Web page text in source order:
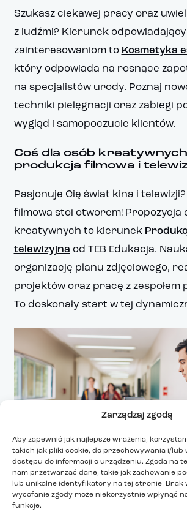
Zarządzaj zgodą
Aby zapewnić jak najlepsze wrażenia,
takich jak pliki cookie, do przechowywania i/lub
dostępu do informacji o urządzeniu. Zgoda na
nam przetwarzać dane, takie jak zachowanie
lub unikalne identyfikatory na tej stronie. Brak
wycofanie zgody może niekorzystnie wpłynąć
funkcje.
Szukasz ciekawej pracy oraz
z ludźmi? Kierunek odpowiadający
zainteresowaniom to Kosmetyka
który odpowiada na rosnące
na specjalistów urody. Poznaj
techniki pielęgnacji oraz zabiegi
wygląd i samopoczucie klientów.
Coś dla osób
produkcja filmowa i
Pasjonuje Cię świat kina i
filmowa stoi otworem! Propozycja
kreatywnych to kierunek
telewizyjna od TEB Edukacja.
organizację planu zdjęciowego,
projektów oraz pracę z zespołem
To doskonały start w tej